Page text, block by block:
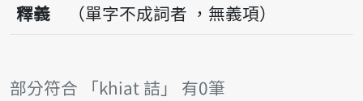
釋義
（單字不成詞者 ，無義項）
部分符合 「khiat 詰」 有0筆